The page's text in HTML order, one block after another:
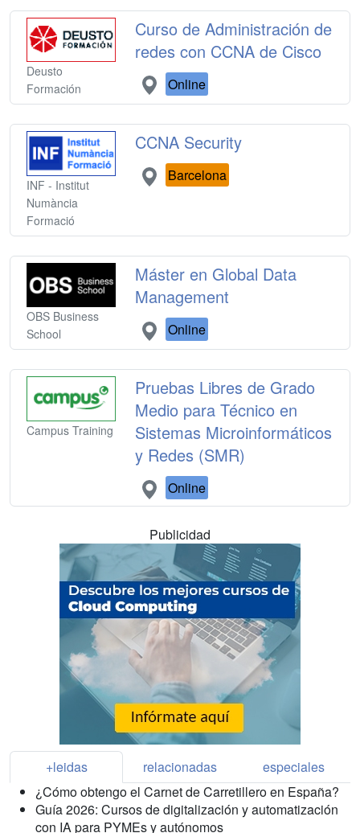
Deusto
Formación
Curso de Administración de
redes con CCNA de Cisco
Online
INF - Institut
Numància
Formació
CCNA Security
Barcelona
OBS Business
School
Máster en Global Data
Management
Online
Campus Training
Pruebas Libres de Grado
Medio para Técnico en
Sistemas Microinformáticos
y Redes (SMR)
Online
Publicidad
+leidas relacionadas
especiales
¿Cómo obtengo el Carnet de Carretillero en España?
Guía 2026: Cursos de digitalización y automatización
con IA para PYMEs y autónomos